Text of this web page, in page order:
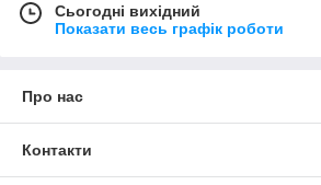
Сьогодні вихідний
Показати весь графік роботи
Про нас
Контакти